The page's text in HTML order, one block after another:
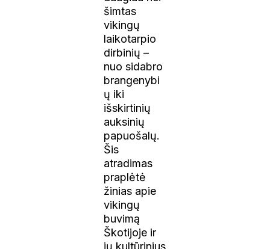
šimtas
vikingų
laikotarpio
dirbinių –
nuo sidabro
brangenybi
ų iki
išskirtinių
auksinių
papuošalų.
Šis
atradimas
praplėtė
žinias apie
vikingų
buvimą
Škotijoje ir
jų kultūrinius